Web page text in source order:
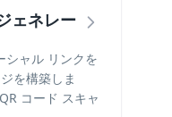
ェネレー
シャル リンクを
を構築しま
コード スキャ